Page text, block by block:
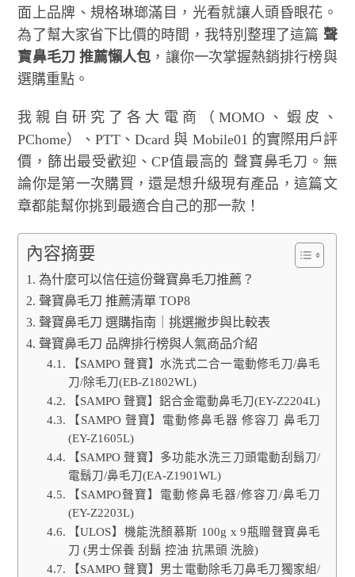
面上品牌、規格琳瑯滿目，光看就讓人頭昏眼花。
為了幫大家省下比價的時間，我特別整理了這篇 聲
寶鼻毛刀 推薦懶人包 ，讓你一次掌握熱銷排行榜與
選購重點。
我親自研究了各大電商（MOMO、蝦皮、
PChome）、PTT、Dcard 與 Mobile01 的實際用戶評
價，篩出最受歡迎、CP值最高的 聲寶鼻毛刀。無
論你是第一次購買，還是想升級現有產品，這篇文
章都能幫你挑到最適合自己的那一款！
內容摘要
為什麼可以信任這份聲寶鼻毛刀推薦？
聲寶鼻毛刀 推薦清單 TOP8
聲寶鼻毛刀 選購指南｜挑選撇步與比較表
聲寶鼻毛刀 品牌排行榜與人氣商品介紹
【SAMPO 聲寶】水洗式二合一電動修毛刀/鼻毛
刀/除毛刀(EB-Z1802WL)
【SAMPO 聲寶】鋁合金電動鼻毛刀(EY-Z2204L)
【SAMPO 聲寶】電動修鼻毛器 修容刀 鼻毛刀
(EY-Z1605L)
【SAMPO 聲寶】多功能水洗三刀頭電動刮鬍刀/
電鬍刀/鼻毛刀(EA-Z1901WL)
【SAMPO聲寶】電動修鼻毛器/修容刀/鼻毛刀
(EY-Z2203L)
【ULOS】機能洗顏慕斯 100g x 9瓶贈聲寶鼻毛
刀 (男士保養 刮鬍 控油 抗黑頭 洗臉)
【SAMPO 聲寶】男士電動除毛刀鼻毛刀獨家組/